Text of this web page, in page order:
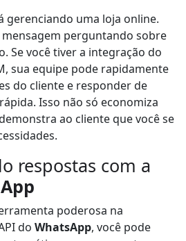
gerenciando uma loja online.
perguntando sobre
Se você tiver a integração do
sua equipe pode rapidamente
do cliente e responder de
Isso não só economiza
ao cliente que você se
respostas com a
poderosa na
do WhatsApp, você pode